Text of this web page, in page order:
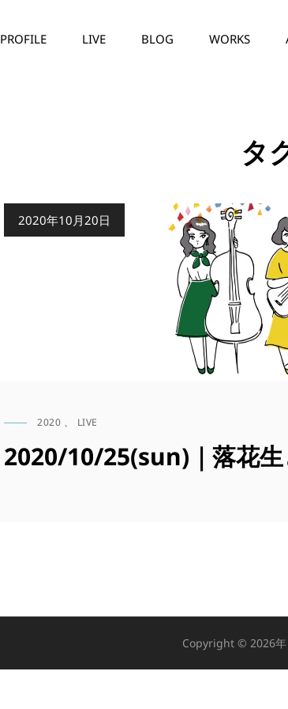
PROFILE LIVE BLOG WORKS
タ
2020年10月20日
CAT
2020 、 LIVE
2020/10/25(sun)｜落花
Copyright © 2026年